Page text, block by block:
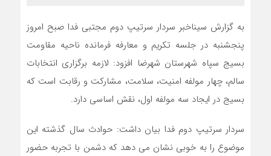
به گزارش سیناخبر سردار سرتیپ دوم مجتبی فدا صبح امروز
پنجشنبه در جلسه تکریم و معارفه فرمانده ناحیه مقاومت
بسیج سپاه شهرستان شهرضا افزود: لازمه برگزاری انتخابات
سالم، چهار مولفه امنیت، سلامت، مشارکت و رقابت است که
بسیج در ایجاد سه مولفه اول، نقش اساسی دارد.
سردار سرتیپ دوم فدا بیان داشت: حوادث سال گذشته این
موضوع را به خوبی نشان می دهد که دشمن با تجربه حضور